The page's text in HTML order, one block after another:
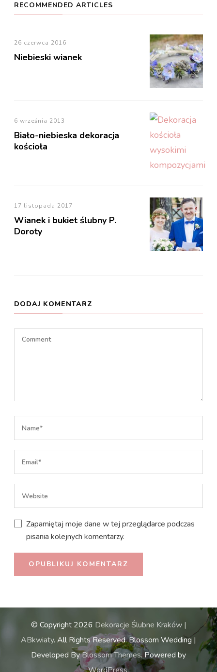
RECOMMENDED ARTICLES
26 czerwca 2016
Niebieski wianek
6 września 2013
Biało-niebieska dekoracja
kościoła
17 listopada 2017
Wianek i bukiet ślubny P.
Doroty
DODAJ KOMENTARZ
Zapamiętaj moje dane w tej przeglądarce podczas
pisania kolejnych komentarzy.
© Copyright 2026 Dekoracje Ślubne Kraków |
ABkwiaty. All Rights Reserved.Blossom Wedding |
Developed ByBlossom Themes. Powered by